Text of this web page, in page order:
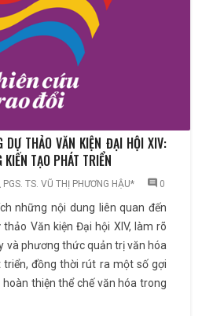
DỰ THẢO VĂN KIỆN ĐẠI HỘI XIV:
TẠO PHÁT TRIỂN
PGS. TS. VŨ THỊ PHƯƠNG HẬU* 0
những nội dung liên quan đến
Văn kiện Đại hội XIV, làm rõ
và phương thức quản trị văn hóa
đồng thời rút ra một số gợi
thiện thể chế văn hóa trong